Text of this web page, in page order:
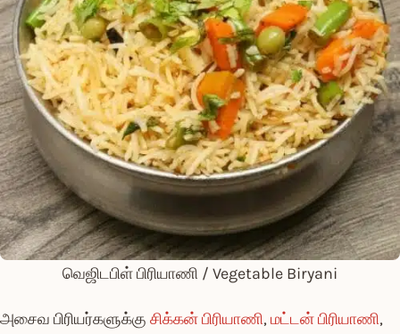
வெஜிடபிள் பிரியாணி / Vegetable Biryani
அசைவ பிரியர்களுக்கு சிக்கன் பிரியாணி,மட்டன் பிரியாணி,